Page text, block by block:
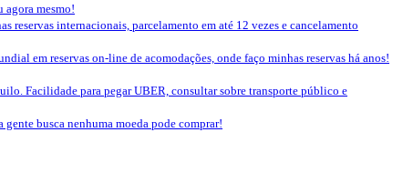
agora mesmo!
internacionais, parcelamento em até 12 vezes e cancelamento
em reservas on-line de acomodações, onde faço minhas reservas há anos!
Facilidade para pegar UBER, consultar sobre transporte público e
busca nenhuma moeda pode comprar!